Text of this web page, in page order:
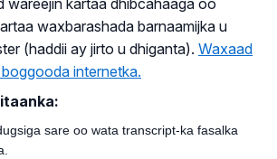
wareejin kartaa dhibcahaaga oo
waxbarashada barnaamijka u
(haddii ay jirto u dhiganta). Waxaad
internetka.
sare oo wata transcript-ka fasalka